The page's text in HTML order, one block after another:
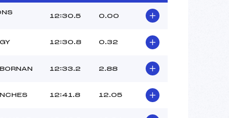
12:30.5 0.00
12:30.8 0.32
12:33.2 2.88
12:41.8 12.05